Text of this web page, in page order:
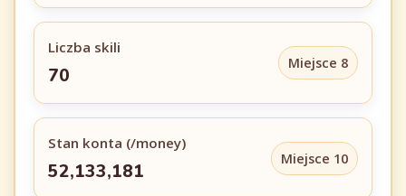
Liczba skili
70
Miejsce 8
Stan konta (/money)
52,133,181
Miejsce 10